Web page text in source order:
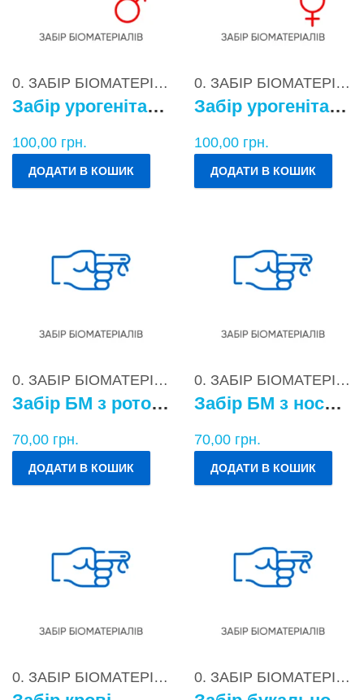
0. ЗАБІР БІОМАТЕРІАЛІВ
Забір урогенітального БМ у чоловіків
100,00 грн.
ДОДАТИ В КОШИК
0. ЗАБІР БІОМАТЕРІАЛІВ
Забір урогенітального БМ у жінок
100,00 грн.
ДОДАТИ В КОШИК
0. ЗАБІР БІОМАТЕРІАЛІВ
Забір БМ з ротоглотки
70,00 грн.
ДОДАТИ В КОШИК
0. ЗАБІР БІОМАТЕРІАЛІВ
Забір БМ з носоглотки
70,00 грн.
ДОДАТИ В КОШИК
0. ЗАБІР БІОМАТЕРІАЛІВ 0. ЗАБІР БІОМАТЕРІАЛІВ